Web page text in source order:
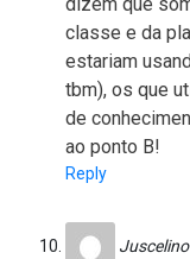
dizem que
classe e da
estariam
tbm), os que
de
ao ponto B!
Reply